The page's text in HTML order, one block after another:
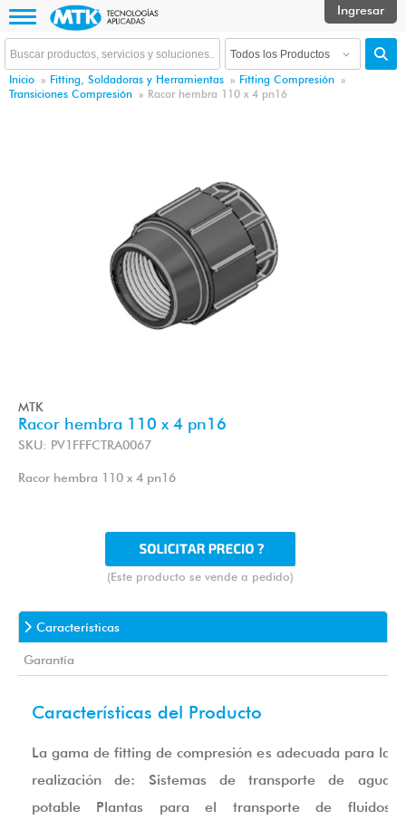
Inicio » Fitting, Soldadoras y Herramientas » Fitting Compresión »
Transiciones Compresión » Racor hembra 110 x 4 pn16
MTK
Racor hembra 110 x 4 pn16
SKU: PV1FFFCTRA0067
Racor hembra 110 x 4 pn16
(Este producto se vende a pedido)
Características
Garantía
Características del Producto
La gama de fitting de compresión es adecuada para la
realización de: Sistemas de transporte de agua
potable Plantas para el transporte de fluidos